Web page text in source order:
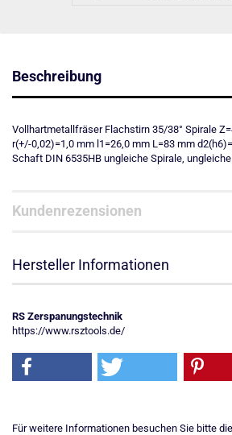
Beschreibung
Vollhartmetallfräser Flachstirn 35/38° Spirale
r(+/-0,02)=1,0 mm l1=26,0 mm L=83 mm
Schaft DIN 6535HB ungleiche Spirale,
Kundenrezensionen
Hersteller Informationen
RS Zerspanungstechnik
https://www.rsztools.de/
Für weitere Informationen besuchen Sie bitte die